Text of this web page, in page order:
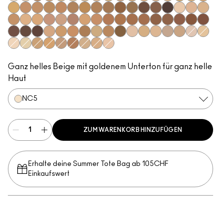
NC5NW12C6NC41.5
C30NC13NC15NC16NC17NC18​NC20​NC25​NC27​NC35​NC37​NC38​NC41​
NC42NC43.5​
NC44​NC44.5​
NC45​NC45.5​
NC46​NC47​NC50​NC55​NC58​NC60​NC63​NC65​NW5​NW10​NW13​
NW15​NW20​
NW22​NW25​NW30​
NW33​NW35​NW40​NW43​NW44​NW46​NW47​NW48​NW50​NW53​NW55​
NW57​
NW58​NW60​NW65​
C4.5​C5​C5.5​
C8​C40​C45​C55​
Ganz helles Beige mit goldenem Unterton für ganz helle
Haut
NC5
ZUM WARENKORB HINZUFÜGEN
Erhalte deine Summer Tote Bag ab 105CHF
Einkaufswert​